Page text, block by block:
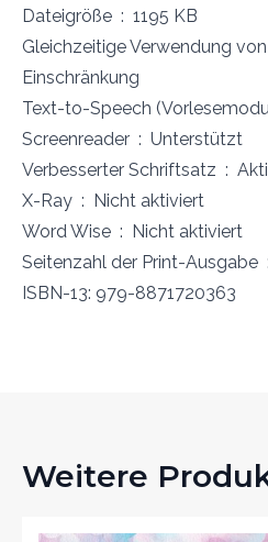
Dateigröße ‏ : ‎ 1195 KB
Gleichzeitige Verwendung von
Einschränkung
Screenreader ‏ : ‎ Unterstützt
Verbesserter
X-Ray ‏ : ‎ Nicht aktiviert
Word Wise ‏ : ‎ Nicht aktiviert
ISBN-13: 979-8871720363
Weitere